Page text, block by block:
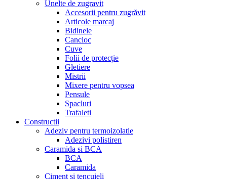
Unelte de zugravit
Accesorii pentru zugrăvit
Articole marcaj
Bidinele
Cancioc
Cuve
Folii de protecție
Gletiere
Mistrii
Mixere pentru vopsea
Pensule
Spacluri
Trafaleti
Constructii
Adeziv pentru termoizolatie
Adezivi polistiren
Caramida si BCA
BCA
Caramida
Ciment si tencuieli